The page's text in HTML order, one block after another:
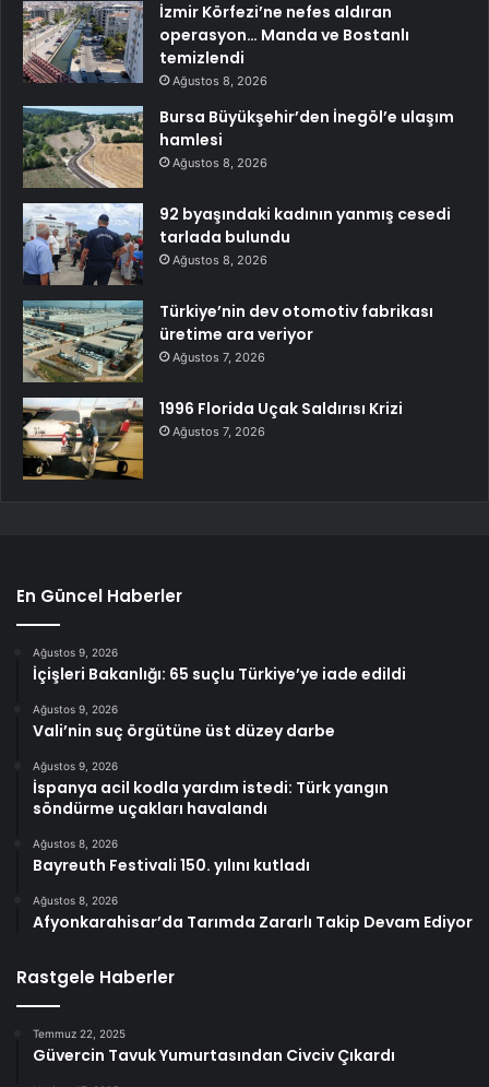
İzmir Körfezi’ne nefes aldıran
operasyon… Manda ve Bostanlı
temizlendi
Ağustos 8, 2026
Bursa Büyükşehir’den İnegöl’e ulaşım
hamlesi
Ağustos 8, 2026
92 byaşındaki kadının yanmış cesedi
tarlada bulundu
Ağustos 8, 2026
Türkiye’nin dev otomotiv fabrikası
üretime ara veriyor
Ağustos 7, 2026
1996 Florida Uçak Saldırısı Krizi
Ağustos 7, 2026
En Güncel Haberler
Ağustos 9, 2026
İçişleri Bakanlığı: 65 suçlu Türkiye’ye iade edildi
Ağustos 9, 2026
Vali’nin suç örgütüne üst düzey darbe
Ağustos 9, 2026
İspanya acil kodla yardım istedi: Türk yangın
söndürme uçakları havalandı
Ağustos 8, 2026
Bayreuth Festivali 150. yılını kutladı
Ağustos 8, 2026
Afyonkarahisar’da Tarımda Zararlı Takip Devam Ediyor
Rastgele Haberler
Temmuz 22, 2025
Güvercin Tavuk Yumurtasından Civciv Çıkardı